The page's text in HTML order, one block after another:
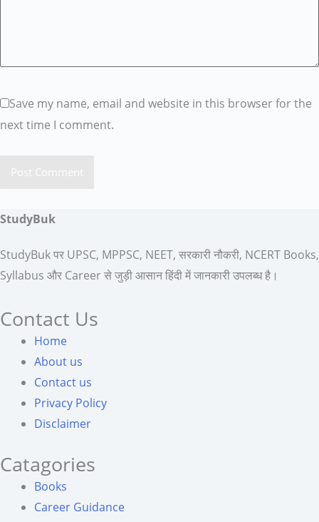
Save my name, email and website in this browser for the
next time I comment.
Post Comment
StudyBuk
StudyBuk पर UPSC, MPPSC, NEET, सरकारी नौकरी, NCERT Books,
Syllabus और Career से जुड़ी आसान हिंदी में जानकारी उपलब्ध है।
Contact Us
Home
About us
Contact us
Privacy Policy
Disclaimer
Catagories
Books
Career Guidance